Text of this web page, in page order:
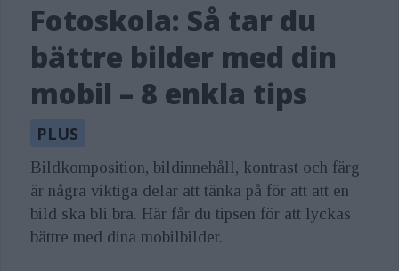
Fotoskola: Så tar du
bättre bilder med din
mobil – 8 enkla tips
Bildkomposition, bildinnehåll, kontrast och färg
är några viktiga delar att tänka på för att att en
bild ska bli bra. Här får du tipsen för att lyckas
bättre med dina mobilbilder.